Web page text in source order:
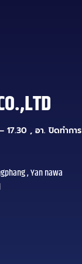
17.30 , อา. ปิดทำการ
, Yan nawa